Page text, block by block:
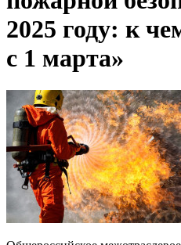
2025 году: к
с 1 марта»